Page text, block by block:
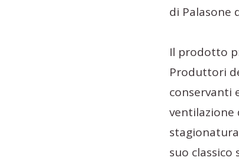
di Palasone
Il prodotto
Produttori
conservanti
ventilazione
suo classico